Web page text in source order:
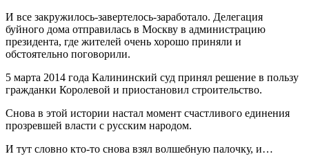
И все закружилось-завертелось-заработало. Делегация
буйного дома отправилась в Москву в администрацию
президента, где жителей очень хорошо приняли и
обстоятельно поговорили.
5 марта 2014 года Калининский суд принял решение в пользу
гражданки Королевой и приостановил строительство.
Снова в этой истории настал момент счастливого единения
прозревшей власти с русским народом.
И тут словно кто-то снова взял волшебную палочку, и…